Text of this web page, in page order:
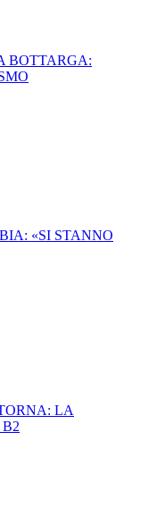
BOTTARGA:
«SI STANNO
LA